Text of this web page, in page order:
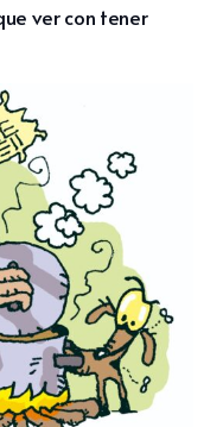
ver con tener